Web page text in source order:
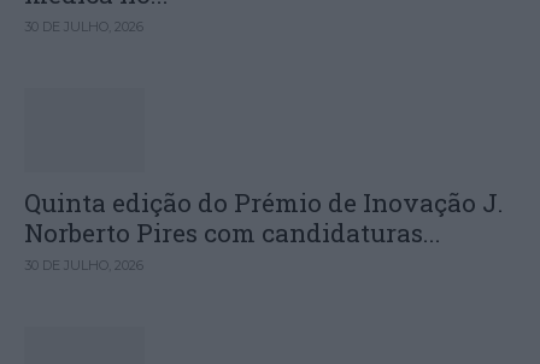
30 DE JULHO, 2026
Quinta edição do Prémio de Inovação J.
Norberto Pires com candidaturas...
30 DE JULHO, 2026